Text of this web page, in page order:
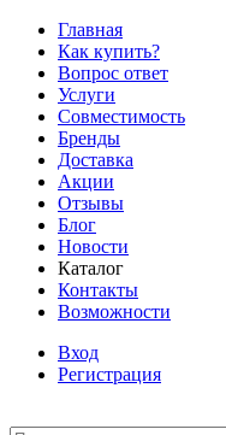
Главная
Как купить?
Вопрос ответ
Услуги
Совместимость
Бренды
Доставка
Акции
Отзывы
Блог
Новости
Каталог
Контакты
Возможности
Вход
Регистрация